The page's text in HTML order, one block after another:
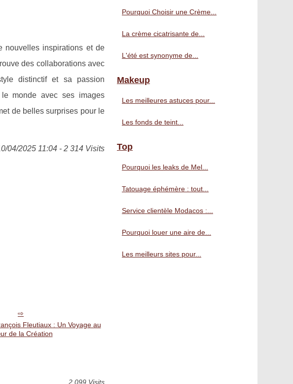
nouvelles inspirations et de
des collaborations avec
distinctif et sa passion
monde avec ses images
de belles surprises pour le
04/2025 11:04 - 2 314 Visits
Fleutiaux : Un Voyage au
de la Création
2 099 Visits
Pourquoi Choisir une Crème...
La crème cicatrisante de...
L'été est synonyme de...
Makeup
Les meilleures astuces pour...
Les fonds de teint...
Top
Pourquoi les leaks de Mel...
Tatouage éphémère : tout...
Service clientèle Modacos :...
Pourquoi louer une aire de...
Les meilleurs sites pour...